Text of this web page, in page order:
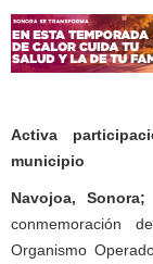
Activa
municipio
Navojoa,
conmemoración
Organismo